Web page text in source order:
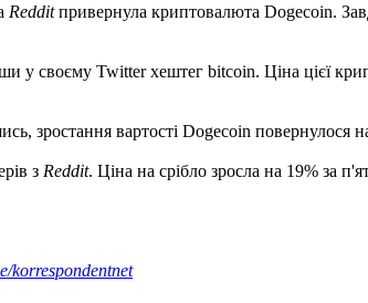
Redditпривернула криптовалюта Dogecoin.
у своєму Twitter хештег bitcoin. Ціна цієї
зростання вартості Dogecoin повернулося
з Reddit. Ціна на срібло зросла на 19% за
korrespondentnet